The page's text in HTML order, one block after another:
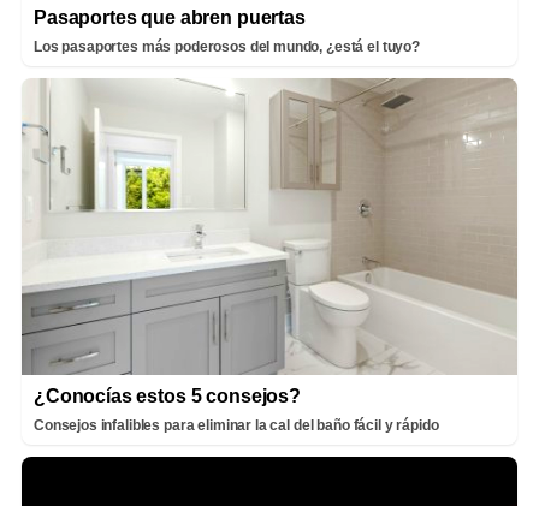
Pasaportes que abren puertas
Los pasaportes más poderosos del mundo, ¿está el tuyo?
¿Conocías estos 5 consejos?
Consejos infalibles para eliminar la cal del baño fácil y rápido